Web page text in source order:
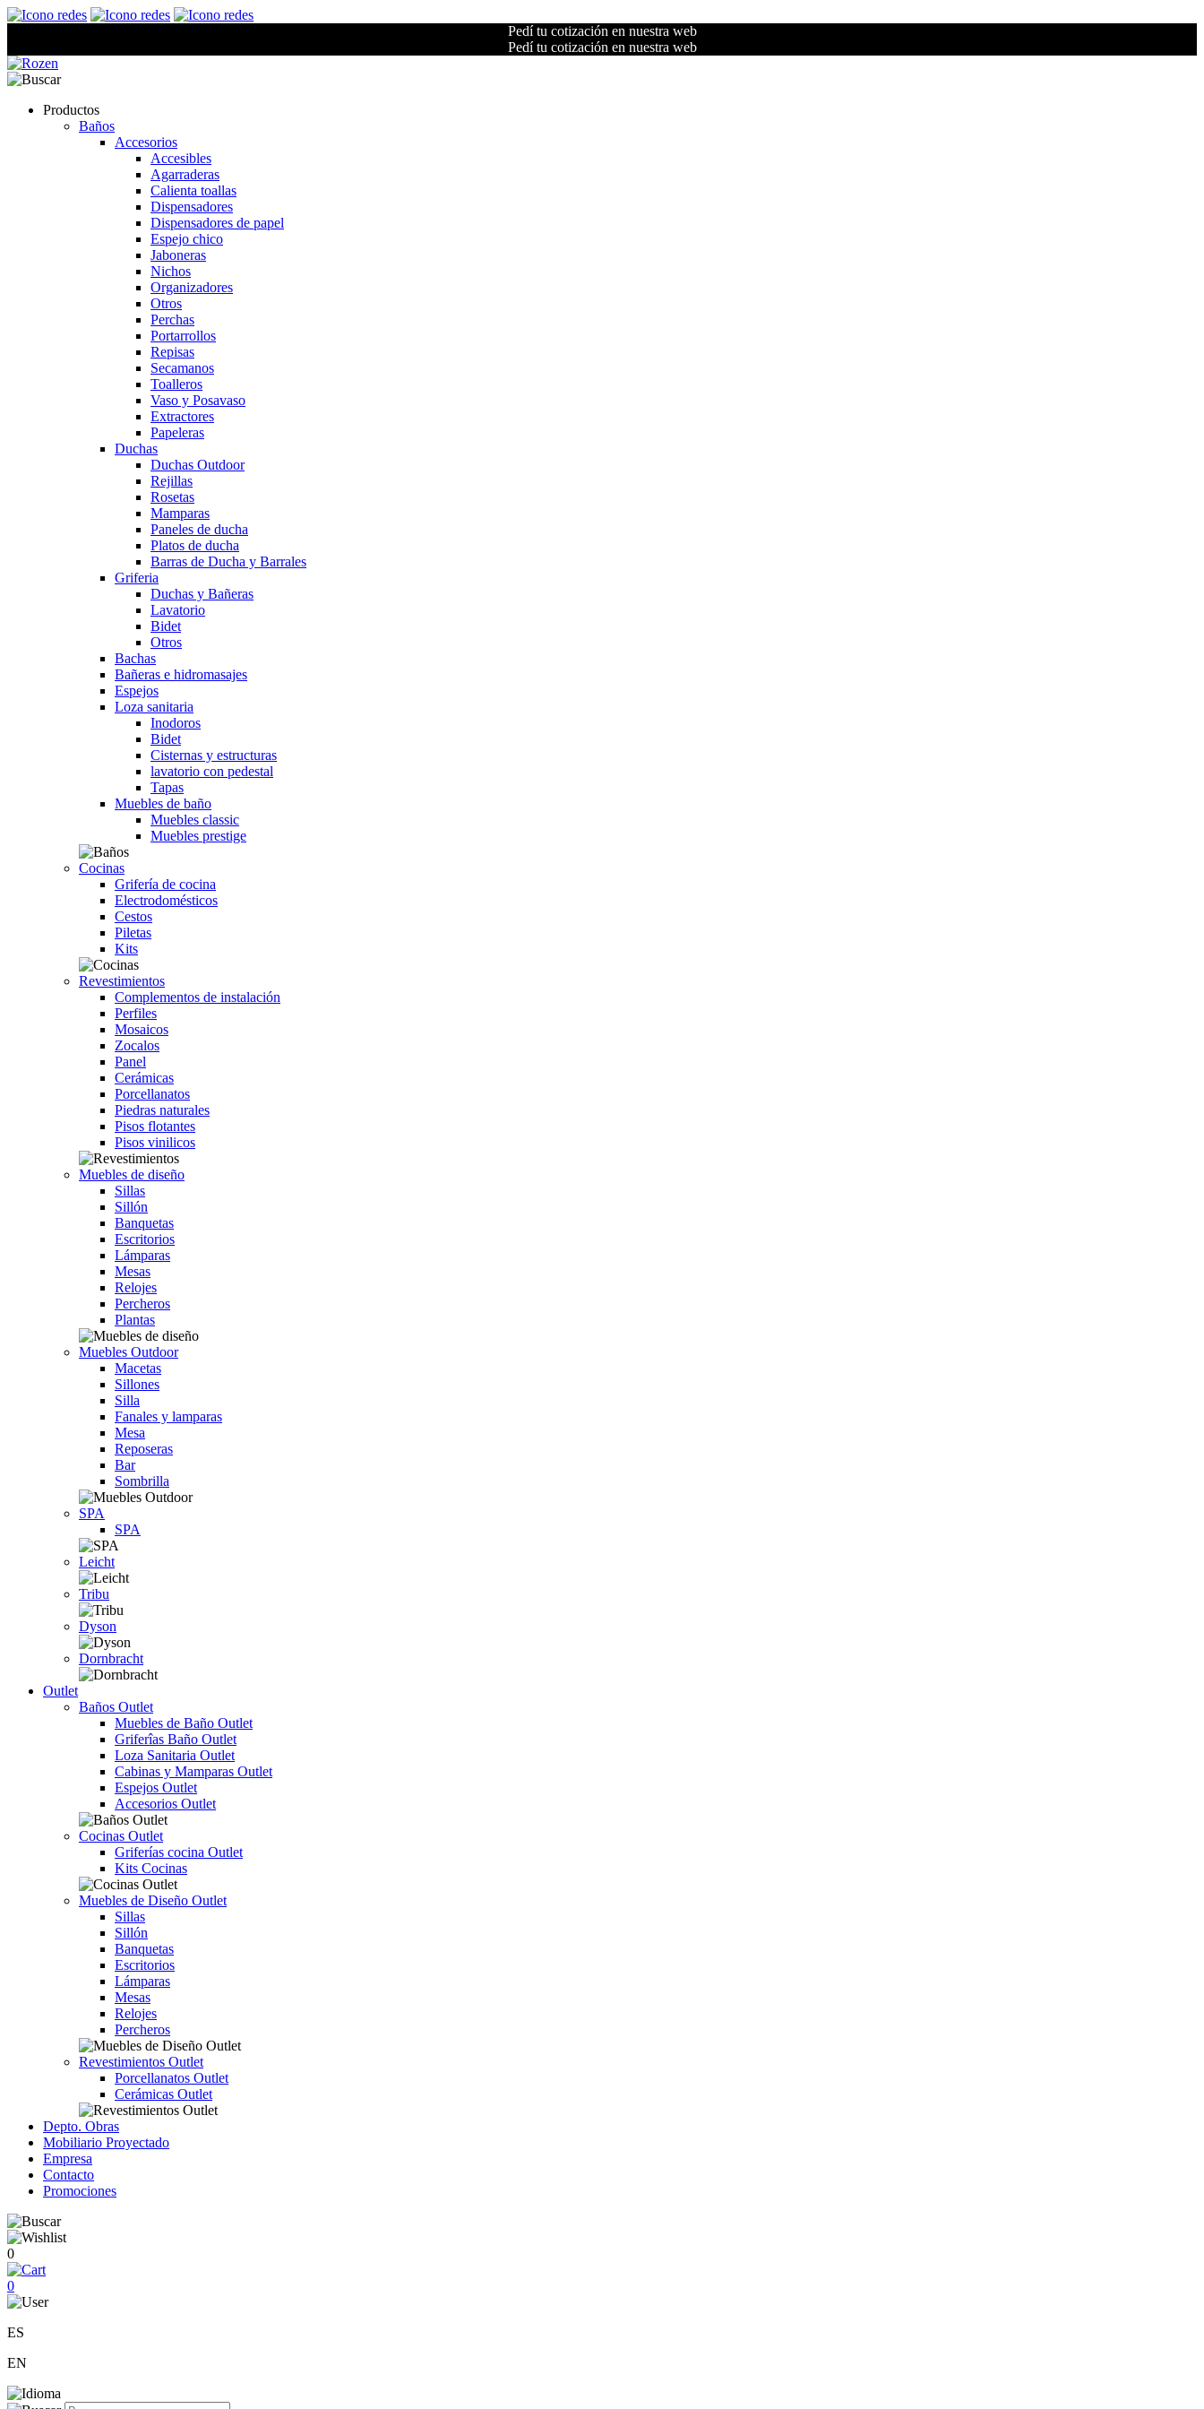
Pedí tu cotización en nuestra web
Pedí tu cotización en nuestra web
Productos
Baños
Accesorios
Accesibles
Agarraderas
Calienta toallas
Dispensadores
Dispensadores de papel
Espejo chico
Jaboneras
Nichos
Organizadores
Otros
Perchas
Portarrollos
Repisas
Secamanos
Toalleros
Vaso y Posavaso
Extractores
Papeleras
Duchas
Duchas Outdoor
Rejillas
Rosetas
Mamparas
Paneles de ducha
Platos de ducha
Barras de Ducha y Barrales
Griferia
Duchas y Bañeras
Lavatorio
Bidet
Otros
Bachas
Bañeras e hidromasajes
Espejos
Loza sanitaria
Inodoros
Bidet
Cisternas y estructuras
lavatorio con pedestal
Tapas
Muebles de baño
Muebles classic
Muebles prestige
Cocinas
Grifería de cocina
Electrodomésticos
Cestos
Piletas
Kits
Revestimientos
Complementos de instalación
Perfiles
Mosaicos
Zocalos
Panel
Cerámicas
Porcellanatos
Piedras naturales
Pisos flotantes
Pisos vinilicos
Muebles de diseño
Sillas
Sillón
Banquetas
Escritorios
Lámparas
Mesas
Relojes
Percheros
Plantas
Muebles Outdoor
Macetas
Sillones
Silla
Fanales y lamparas
Mesa
Reposeras
Bar
Sombrilla
SPA
SPA
Leicht
Tribu
Dyson
Dornbracht
Outlet
Baños Outlet
Muebles de Baño Outlet
Griferîas Baño Outlet
Loza Sanitaria Outlet
Cabinas y Mamparas Outlet
Espejos Outlet
Accesorios Outlet
Cocinas Outlet
Griferías cocina Outlet
Kits Cocinas
Muebles de Diseño Outlet
Sillas
Sillón
Banquetas
Escritorios
Lámparas
Mesas
Relojes
Percheros
Revestimientos Outlet
Porcellanatos Outlet
Cerámicas Outlet
Depto. Obras
Mobiliario Proyectado
Empresa
Contacto
Promociones
0
0
ES
EN